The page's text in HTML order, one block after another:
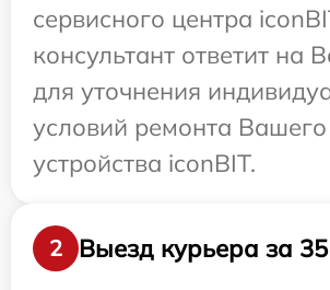
сервисного центра
консультант ответит на
для уточнения
условий ремонта Вашего
устройства iconBIT.
2
Выезд курьера за